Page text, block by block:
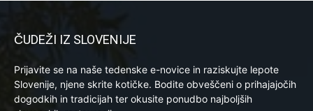
ČUDEŽI IZ SLOVENIJE
Prijavite se na naše tedenske e-novice in raziskujte lepote
Slovenije, njene skrite kotičke. Bodite obveščeni o prihajajočih
dogodkih in tradicijah ter okusite ponudbo najboljših